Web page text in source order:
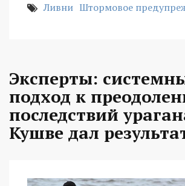
Ливни Штормовое
Эксперты:
подход к
последствий
Кушве дал